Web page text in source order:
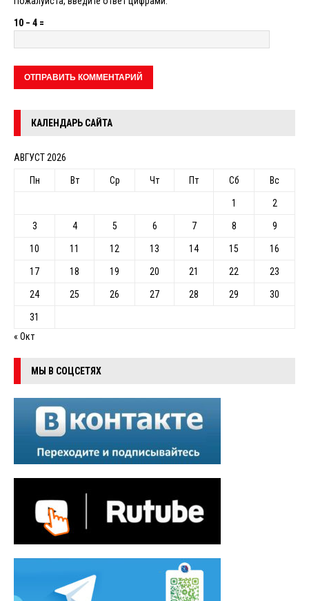
10 − 4 =
КАЛЕНДАРЬ САЙТА
АВГУСТ 2026
Пн Вт Ср Чт Пт Сб Вс
1 2
3 4 5 6 7 8 9
10 11 12 13 14 15 16
17 18 19 20 21 22 23
24 25 26 27 28 29 30
31
« Окт
МЫ В СОЦСЕТЯХ